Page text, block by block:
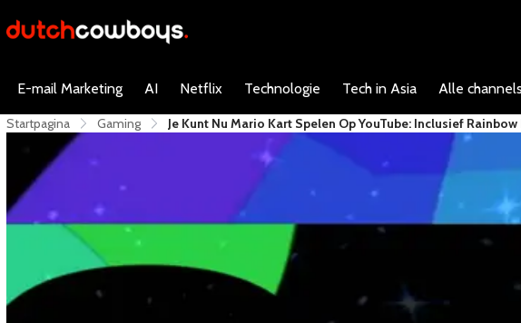
E-mail Marketing AI Netflix Technologie Tech in Asia Alle channels
Startpagina Gaming Je Kunt Nu Mario Kart Spelen Op YouTube: Inclusief Rainbow